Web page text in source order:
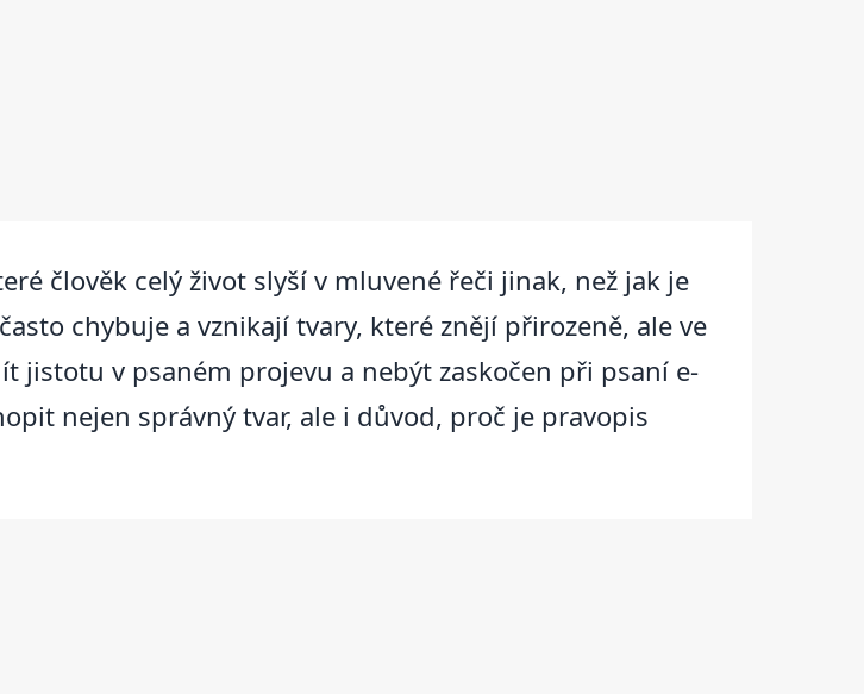
člověk celý život slyší v mluvené řeči jinak, než jak je
chybuje a vznikají tvary, které znějí přirozeně, ale ve
jistotu v psaném projevu a nebýt zaskočen při psaní e-
nejen správný tvar, ale i důvod, proč je pravopis